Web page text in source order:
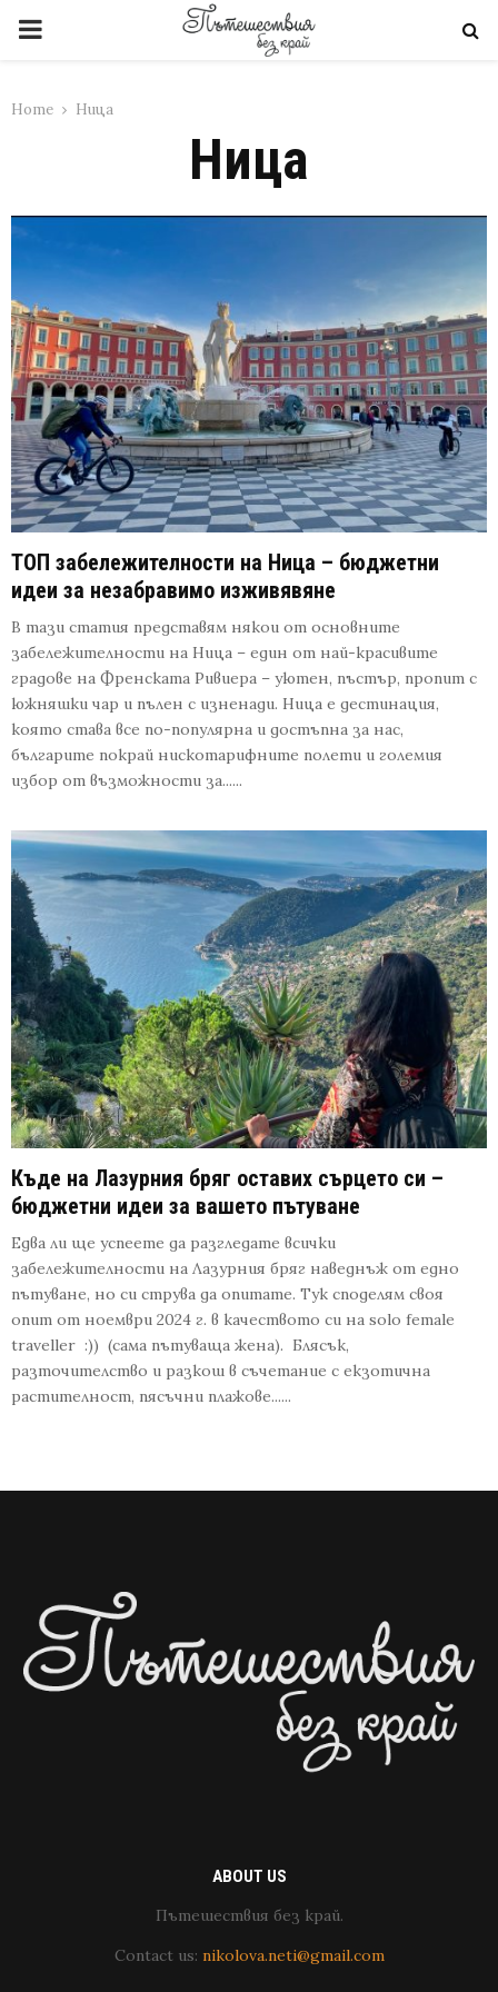
PRIMARY
Home Ница
Ница
ТОП забележителности на Ница – бюджетни
идеи за незабравимо изживявяне
В тази статия представям някои от основните
забележителности на Ница – един от най-красивите
градове на Френската Ривиера – уютен, пъстър, пропит с
южняшки чар и пълен с изненади. Ница е дестинация,
която става все по-популярна и достъпна за нас,
българите покрай нискотарифните полети и големия
избор от възможности за......
Къде на Лазурния бряг оставих сърцето си –
бюджетни идеи за вашето пътуване
Едва ли ще успеете да разгледате всички
забележителности на Лазурния бряг наведнъж от едно
пътуване, но си струва да опитате. Тук споделям своя
опит от ноември 2024 г. в качеството си на solo female
traveller :)) (сама пътуваща жена). Блясък,
разточителство и разкош в съчетание с екзотична
растителност, пясъчни плажове......
ABOUT US
Пътешествия без край.
Contact us: nikolova.neti@gmail.com